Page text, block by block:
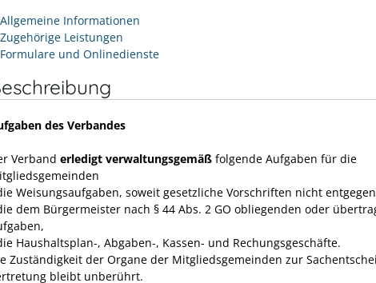
Allgemeine Informationen
Zugehörige Leistungen
Formulare und Onlinedienste
des Verbandes
Verband erledigt verwaltungsgemäß folgende Aufgaben für die
Weisungsaufgaben, soweit gesetzliche Vorschriften nicht
dem Bürgermeister nach § 44 Abs. 2 GO obliegenden oder
Haushaltsplan-, Abgaben-, Kassen- und Rechungs­geschäfte.
Zuständigkeit der Organe der Mitgliedsgemeinden zur
bleibt unberührt.